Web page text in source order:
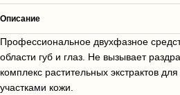
Описание
Профессиональное двухфазное
области губ и глаз. Не вызывает
комплекс растительных экстрактов
участками кожи.